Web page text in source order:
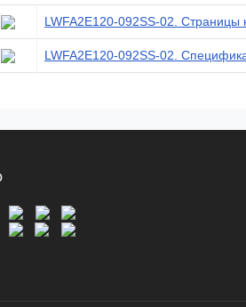
LWFA2E120-092SS-02. Страницы
LWFA2E120-092SS-02.